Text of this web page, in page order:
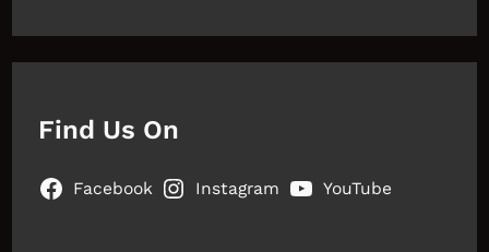
Find Us On
Facebook Instagram YouTube